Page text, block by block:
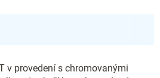
v provedení s chromovanými